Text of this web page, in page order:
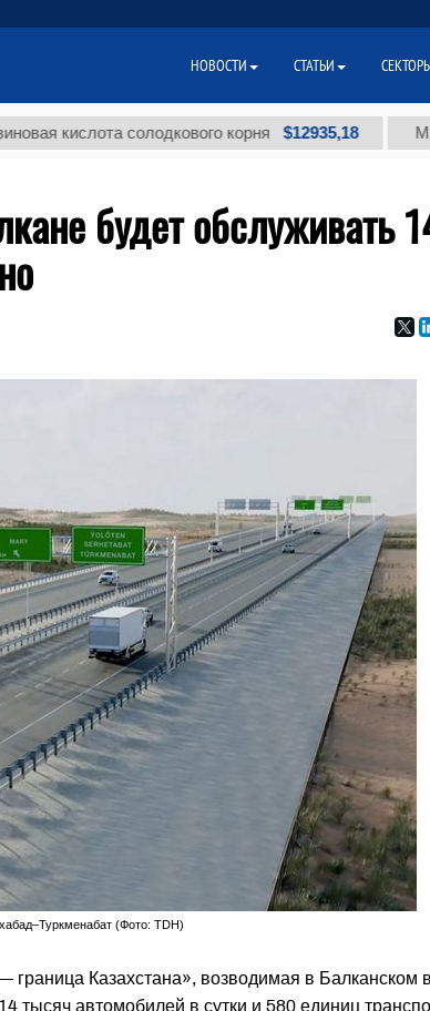
солодкового корня $12935,18 Мазут
будет обслуживать
(Фото: TDH)
Казахстана», возводимая в Балканском
тысяч автомобилей в сутки и 580 единиц
НОВОСТИ СТАТЬИ